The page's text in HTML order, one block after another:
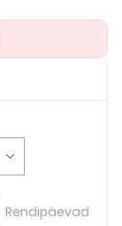
Rendipäevad